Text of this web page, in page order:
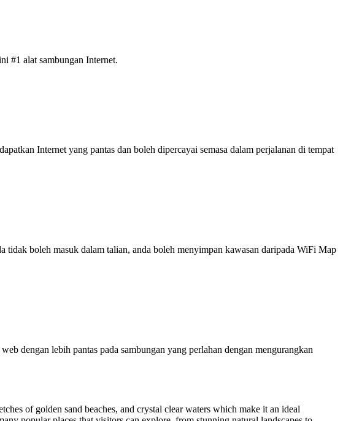
#1 alat sambungan Internet.
Internet yang pantas dan boleh dipercayai semasa dalam perjalanan di tempat
tidak boleh masuk dalam talian, anda boleh menyimpan kawasan daripada WiFi Map
dengan lebih pantas pada sambungan yang perlahan dengan mengurangkan
of golden sand beaches, and crystal clear waters which make it an ideal